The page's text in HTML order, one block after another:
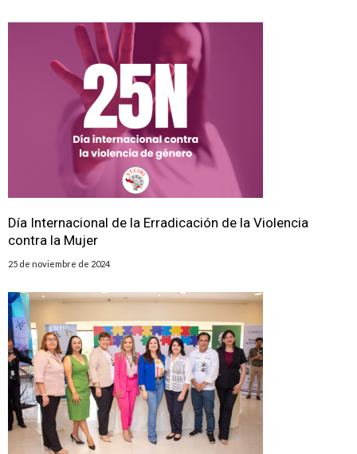
Día Internacional de la Erradicación de la Violencia
contra la Mujer
25 de noviembre de 2024